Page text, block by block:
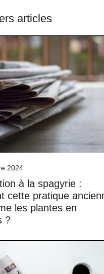
articles
2024
à la spagyrie :
cette pratique
les plantes en
?